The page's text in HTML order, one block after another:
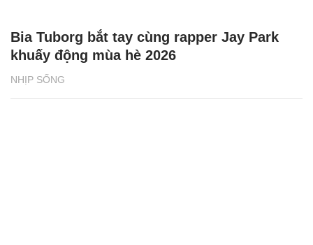
NHỊP SỐNG
Bia Tuborg bắt tay cùng rapper Jay Park
khuấy động mùa hè 2026